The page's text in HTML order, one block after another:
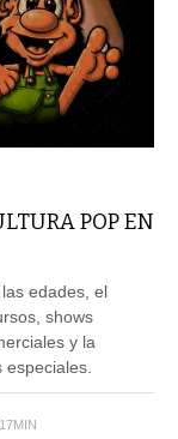
POP EN
edades, el
shows
y la
especiales.